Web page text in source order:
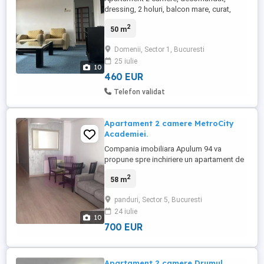
10
dressing, 2 holuri, balcon mare, curat,
natural,mochetat,catv, aer conditionat, 50
panoramica, bloc reabilitat termic, 2 lifturi
noi, situat central, bd. Ion Mihalache - Piata
Domenii, parcul Herastrau, ...
50 m2
Domenii, Sector 1, Bucuresti
25 iulie
460 EUR
Telefon validat
10
Apartament 2 camere MetroCity
Academiei.
Compania imobiliara Apulum 94 va
propune spre inchiriere un apartament de
pe strada Progresului, in apropiere de
semidecomandat, situat la etajul 9/10 si
este mobiloat si utilat in totalitate, cu
finisaje de foarte buna calitate. Zona ...
58 m2
panduri, Sector 5, Bucuresti
24 iulie
700 EUR